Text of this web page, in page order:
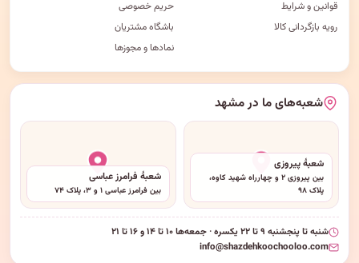
قوانین و شرایط
رویه بازگردانی کالا
حریم خصوصی
باشگاه مشتریان
نمادها و مجوزها
شعبه‌های ما در مشهد
شعبهٔ پیروزی
بین پیروزی ۲ و چهارراه شهید کاوه،
پلاک ۹۸
شعبهٔ فرامرز عباسی
بین فرامرز عباسی ۱ و ۳، پلاک ۷۴
شنبه تا پنجشنبه ۹ تا ۲۲ یکسره · جمعه‌ها ۱۰ تا ۱۴ و ۱۶ تا ۲۱
info@shazdehkoochooloo.com